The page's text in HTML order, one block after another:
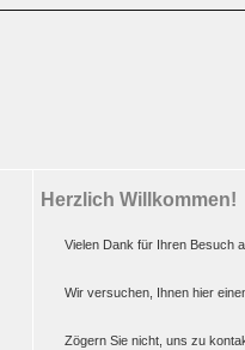
Herzlich Willkommen!
Vielen Dank für Ihren Besuch
Wir versuchen, Ihnen hier
Zögern Sie nicht, uns zu